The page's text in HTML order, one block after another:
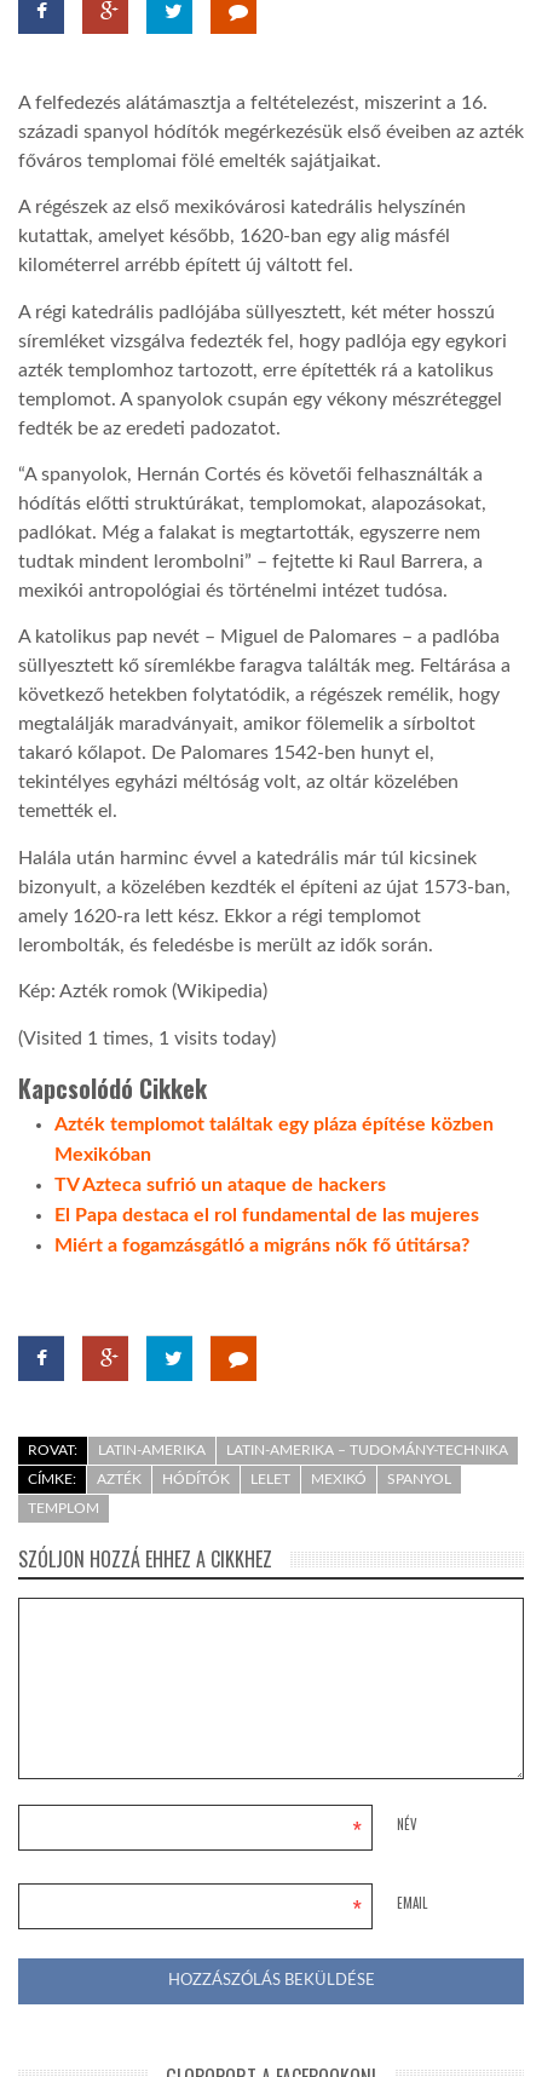
GLOBOTV
AFRIKA TUDÁSTÁR
LINKTR.EE
GLOBOZSARU
DOBRAVERO.HU
LATIMO.HU
A felfedezés alátámasztja a feltételezést, miszerint a 16.
századi spanyol hódítók megérkezésük első éveiben az azték
főváros templomai fölé emelték sajátjaikat.
A régészek az első mexikóvárosi katedrális helyszínén
kutattak, amelyet később, 1620-ban egy alig másfél
kilométerrel arrébb épített új váltott fel.
A régi katedrális padlójába süllyesztett, két méter hosszú
síremléket vizsgálva fedezték fel, hogy padlója egy egykori
azték templomhoz tartozott, erre építették rá a katolikus
templomot. A spanyolok csupán egy vékony mészréteggel
fedték be az eredeti padozatot.
“A spanyolok, Hernán Cortés és követői felhasználták a
hódítás előtti struktúrákat, templomokat, alapozásokat,
padlókat. Még a falakat is megtartották, egyszerre nem
tudtak mindent lerombolni” – fejtette ki Raul Barrera, a
mexikói antropológiai és történelmi intézet tudósa.
A katolikus pap nevét – Miguel de Palomares – a padlóba
süllyesztett kő síremlékbe faragva találták meg. Feltárása a
következő hetekben folytatódik, a régészek remélik, hogy
megtalálják maradványait, amikor fölemelik a sírboltot
takaró kőlapot. De Palomares 1542-ben hunyt el,
tekintélyes egyházi méltóság volt, az oltár közelében
temették el.
Halála után harminc évvel a katedrális már túl kicsinek
bizonyult, a közelében kezdték el építeni az újat 1573-ban,
amely 1620-ra lett kész. Ekkor a régi templomot
lerombolták, és feledésbe is merült az idők során.
Kép: Azték romok (Wikipedia)
(Visited 1 times, 1 visits today)
Kapcsolódó Cikkek
Azték templomot találtak egy pláza építése közben
Mexikóban
TV Azteca sufrió un ataque de hackers
El Papa destaca el rol fundamental de las mujeres
Miért a fogamzásgátló a migráns nők fő útitársa?
ROVAT: LATIN-AMERIKA
LATIN-AMERIKA – TUDOMÁNY-TECHNIKA
CÍMKE:
AZTÉK HÓDÍTÓK LELET MEXIKÓ
SPANYOL
TEMPLOM
SZÓLJON HOZZÁ EHHEZ A CIKKHEZ
NÉV
*
EMAIL
*